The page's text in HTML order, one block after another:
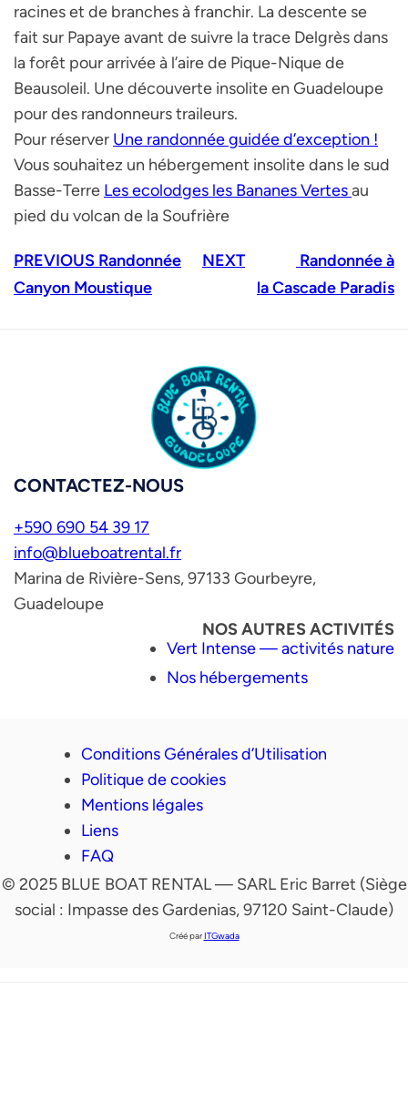
racines et de branches à franchir. La descente se
fait sur Papaye avant de suivre la trace Delgrès dans
la forêt pour arrivée à l’aire de Pique-Nique de
Beausoleil. Une découverte insolite en Guadeloupe
pour des randonneurs traileurs.
Pour réserver Une randonnée guidée d’exception !
Vous souhaitez un hébergement insolite dans le sud
Basse-Terre Les ecolodges les Bananes Vertesau
pied du volcan de la Soufrière
PREVIOUS Randonnée
Canyon Moustique
NEXT
Randonnée à
la Cascade Paradis
CONTACTEZ-NOUS
+590 690 54 39 17
info@blueboatrental.fr
Marina de Rivière-Sens, 97133 Gourbeyre,
Guadeloupe
NOS AUTRES ACTIVITÉS
Vert Intense — activités nature
Nos hébergements
Conditions Générales d’Utilisation
Politique de cookies
Mentions légales
Liens
FAQ
© 2025 BLUE BOAT RENTAL — SARL Eric Barret (Siège
social : Impasse des Gardenias, 97120 Saint-Claude)
Créé parITGwada